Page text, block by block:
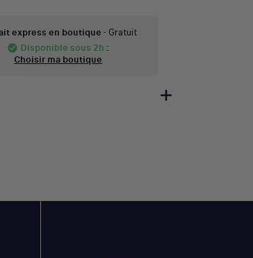
express en boutique - Gratuit
check_circle Disponible sous 2h :
Choisir ma boutique